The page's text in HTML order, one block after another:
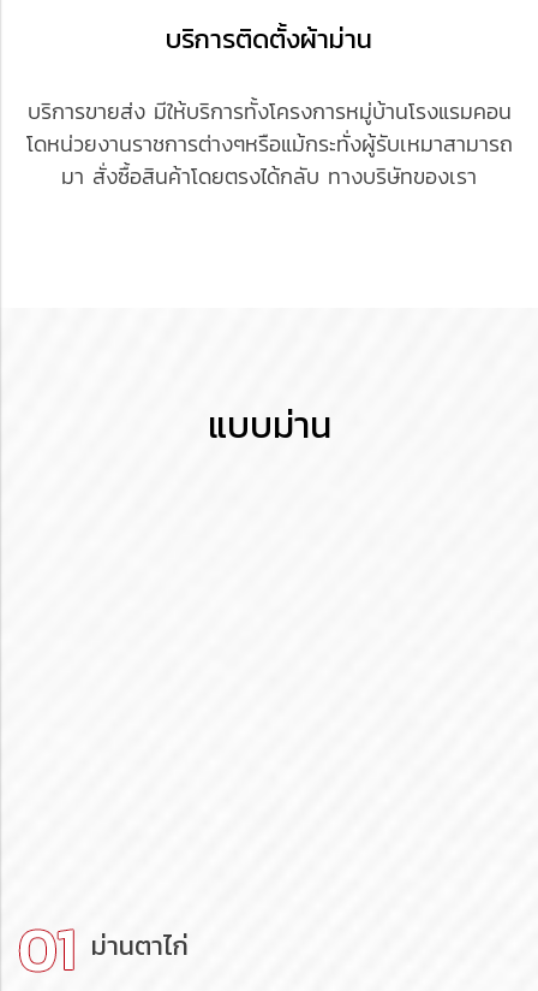
บริการติดตั้งผ้าม่าน
บริการขายส่ง มีให้บริการทั้งโครงการหมู่บ้านโรงแรมคอน
โดหน่วยงานราชการต่างๆหรือแม้กระทั่งผู้รับเหมาสามารถ
มา สั่งซื้อสินค้าโดยตรงได้กลับ ทางบริษัทของเรา
แบบม่าน
ม่านตาไก่